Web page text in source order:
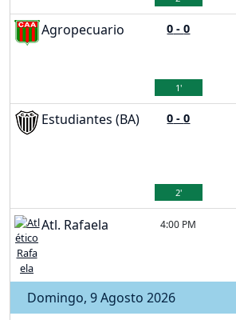
Agropecuario 0 -0
1'
Estudiantes (BA) 0 -0
2'
Atl. Rafaela 4:00 PM
Domingo, 9 Agosto 2026